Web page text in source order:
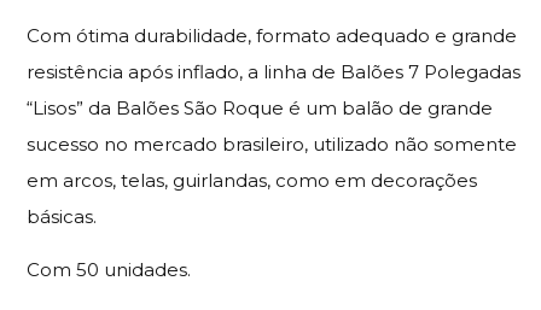
Com ótima durabilidade, formato adequado e grande
resistência após inflado, a linha de Balões 7 Polegadas
“Lisos” da Balões São Roque é um balão de grande
sucesso no mercado brasileiro, utilizado não somente
em arcos, telas, guirlandas, como em decorações
básicas.
Com 50 unidades.